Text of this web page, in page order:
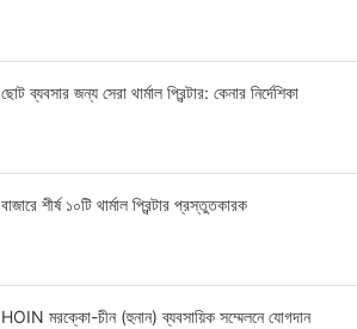
ছোট ব্যবসার জন্য সেরা থার্মাল প্রিন্টার: কেনার নির্দেশিকা
বাজারে শীর্ষ ১০টি থার্মাল প্রিন্টার প্রস্তুতকারক
HOIN মরক্কো-চীন (হুনান) ব্যবসায়িক সম্মেলনে যোগদান